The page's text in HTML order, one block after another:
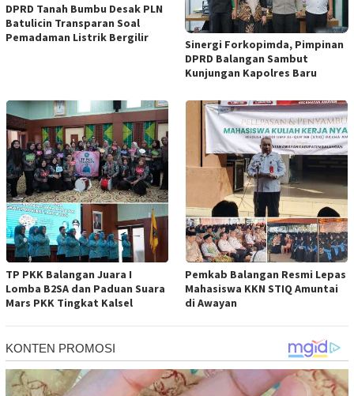
DPRD Tanah Bumbu Desak PLN
Batulicin Transparan Soal
Pemadaman Listrik Bergilir
Sinergi Forkopimda, Pimpinan
DPRD Balangan Sambut
Kunjungan Kapolres Baru
TP PKK Balangan Juara I
Lomba B2SA dan Paduan Suara
Mars PKK Tingkat Kalsel
Pemkab Balangan Resmi Lepas
Mahasiswa KKN STIQ Amuntai
di Awayan